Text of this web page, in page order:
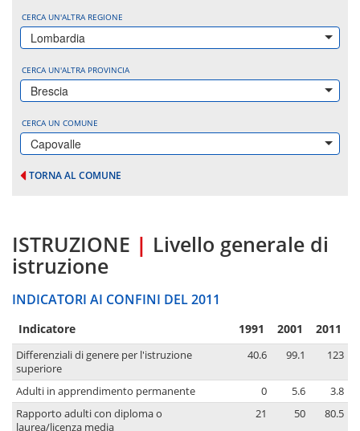
CERCA UN'ALTRA REGIONE
Lombardia
CERCA UN'ALTRA PROVINCIA
Brescia
CERCA UN COMUNE
Capovalle
TORNA AL COMUNE
ISTRUZIONE | Livello generale di
istruzione
INDICATORI AI CONFINI DEL 2011
Indicatore 1991 2001 2011
Differenziali di genere per l'istruzione
superiore
40.6 99.1 123
Adulti in apprendimento permanente 0 5.6
3.8
Rapporto adulti con diploma o
laurea/licenza media
21 50 80.5